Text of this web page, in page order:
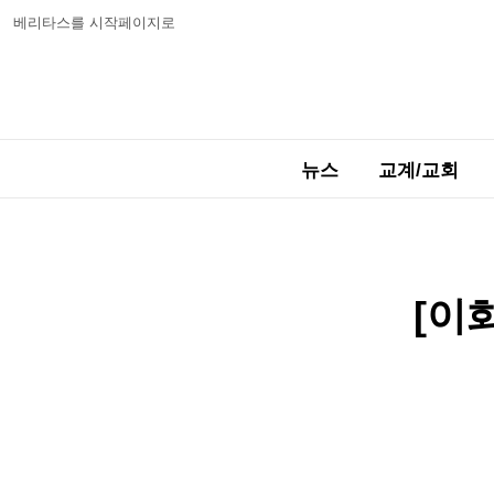
베리타스를 시작페이지로
뉴스 교계/교회
[이